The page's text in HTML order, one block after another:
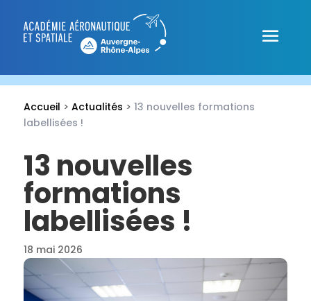
Accueil > Actualités > 13 nouvelles formations
labellisées !
13 nouvelles
formations
labellisées !
18 mai 2026